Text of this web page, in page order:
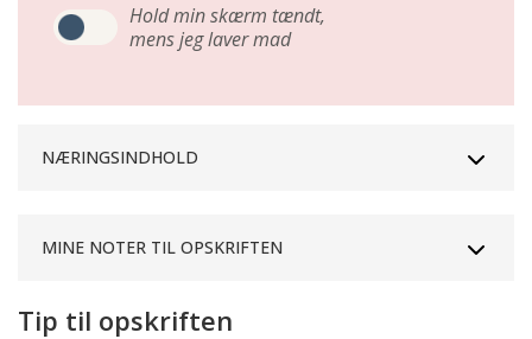
Hold min skærm tændt,
mens jeg laver mad
NÆRINGSINDHOLD
MINE NOTER TIL OPSKRIFTEN
Tip til opskriften